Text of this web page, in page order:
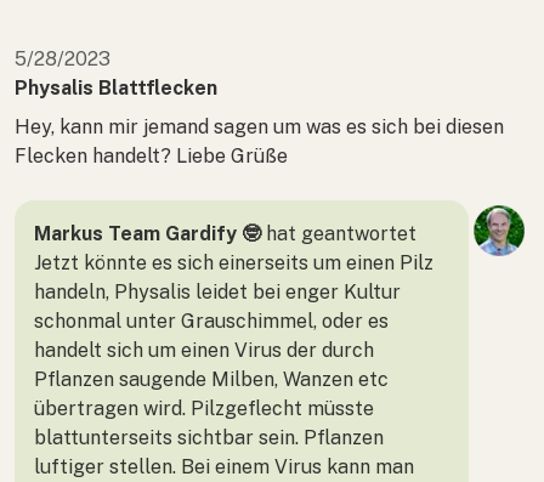
5/28/2023
Physalis Blattflecken
Hey, kann mir jemand sagen um was es sich bei diesen
Flecken handelt? Liebe Grüße
Markus Team Gardify 🤓hat geantwortet
Jetzt könnte es sich einerseits um einen Pilz
handeln, Physalis leidet bei enger Kultur
schonmal unter Grauschimmel, oder es
handelt sich um einen Virus der durch
Pflanzen saugende Milben, Wanzen etc
übertragen wird. Pilzgeflecht müsste
blattunterseits sichtbar sein. Pflanzen
luftiger stellen. Bei einem Virus kann man